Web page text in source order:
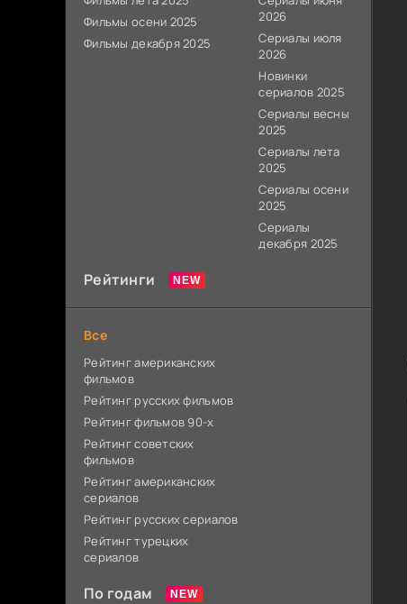
Фильмы осени 2025
Фильмы декабря 2025
2026
Сериалы июля
2026
Новинки
сериалов 2025
Сериалы весны
2025
Сериалы лета
2025
Сериалы осени
2025
Сериалы
декабря 2025
Рейтинги
Все
Рейтинг американских
фильмов
Рейтинг русских фильмов
Рейтинг фильмов 90-х
Рейтинг советских
фильмов
Рейтинг американских
сериалов
Рейтинг русских сериалов
Рейтинг турецких
сериалов
По годам